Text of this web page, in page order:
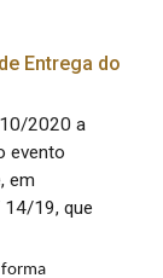
Entrega do
2020 a
evento
em
14/19, que
forma